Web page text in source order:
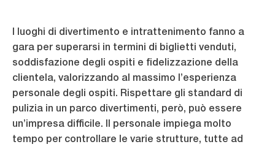
I luoghi di divertimento e intrattenimento fanno a
gara per superarsi in termini di biglietti venduti,
soddisfazione degli ospiti e fidelizzazione della
clientela, valorizzando al massimo l’esperienza
personale degli ospiti. Rispettare gli standard di
pulizia in un parco divertimenti, però, può essere
un’impresa difficile. Il personale impiega molto
tempo per controllare le varie strutture, tutte ad